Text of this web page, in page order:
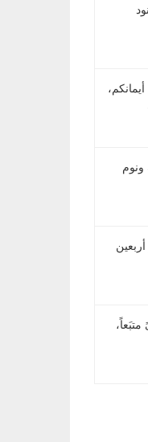
ونوم